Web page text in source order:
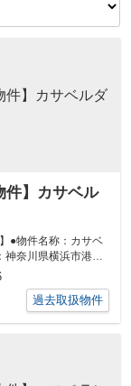
件】カサベル
】●物件名称：カサベ
神奈川県横浜市港北
丁目20-25●交通：
過去取扱物件